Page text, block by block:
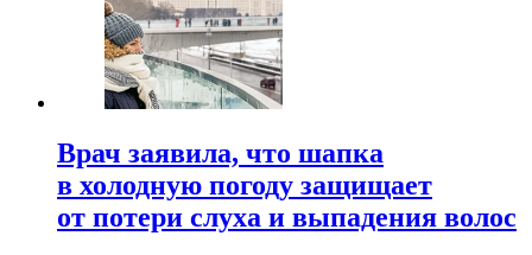
Врач заявила, что шапка
в холодную погоду защищает
от потери слуха и выпадения волос